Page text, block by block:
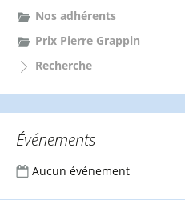
Nos adhérents
Prix Pierre Grappin
Recherche
Événements
Aucun événement